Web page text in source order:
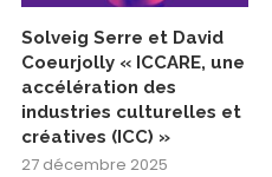
Solveig Serre et David
Coeurjolly « ICCARE, une
accélération des
industries culturelles et
créatives (ICC) »
27 décembre 2025